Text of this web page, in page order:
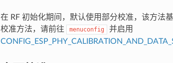
在 RF 初始化期间，默认使用部分校准，该方法
校准方法，请前往
menuconfig
并启用